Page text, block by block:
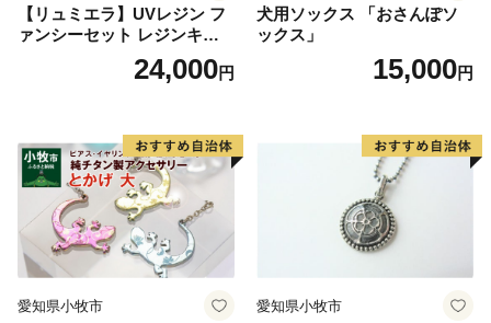
【リュミエラ】UVレジン フ
ァンシーセット レジンキッ
ト ハンドメイド レジンクラ
フト アクセサリーキット 手
24,000円
犬用ソックス 「おさんぽソ
ックス」
15,000円
愛知県小牧市 愛知県小牧市